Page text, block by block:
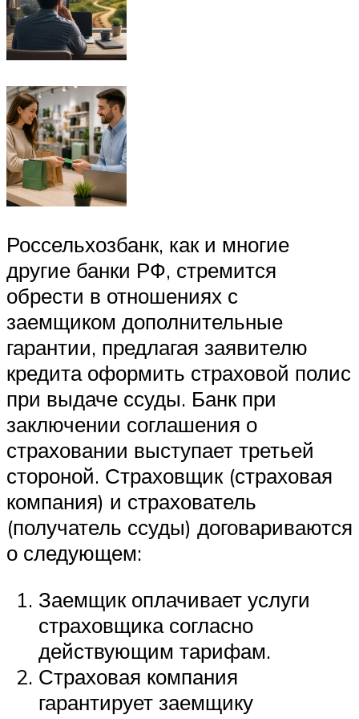
Россельхозбанк, как и многие
другие банки РФ, стремится
обрести в отношениях с
заемщиком дополнительные
гарантии, предлагая заявителю
кредита оформить страховой полис
при выдаче ссуды. Банк при
заключении соглашения о
страховании выступает третьей
стороной. Страховщик (страховая
компания) и страхователь
(получатель ссуды) договариваются
о следующем:
Заемщик оплачивает услуги
страховщика согласно
действующим тарифам.
Страховая компания
гарантирует заемщику